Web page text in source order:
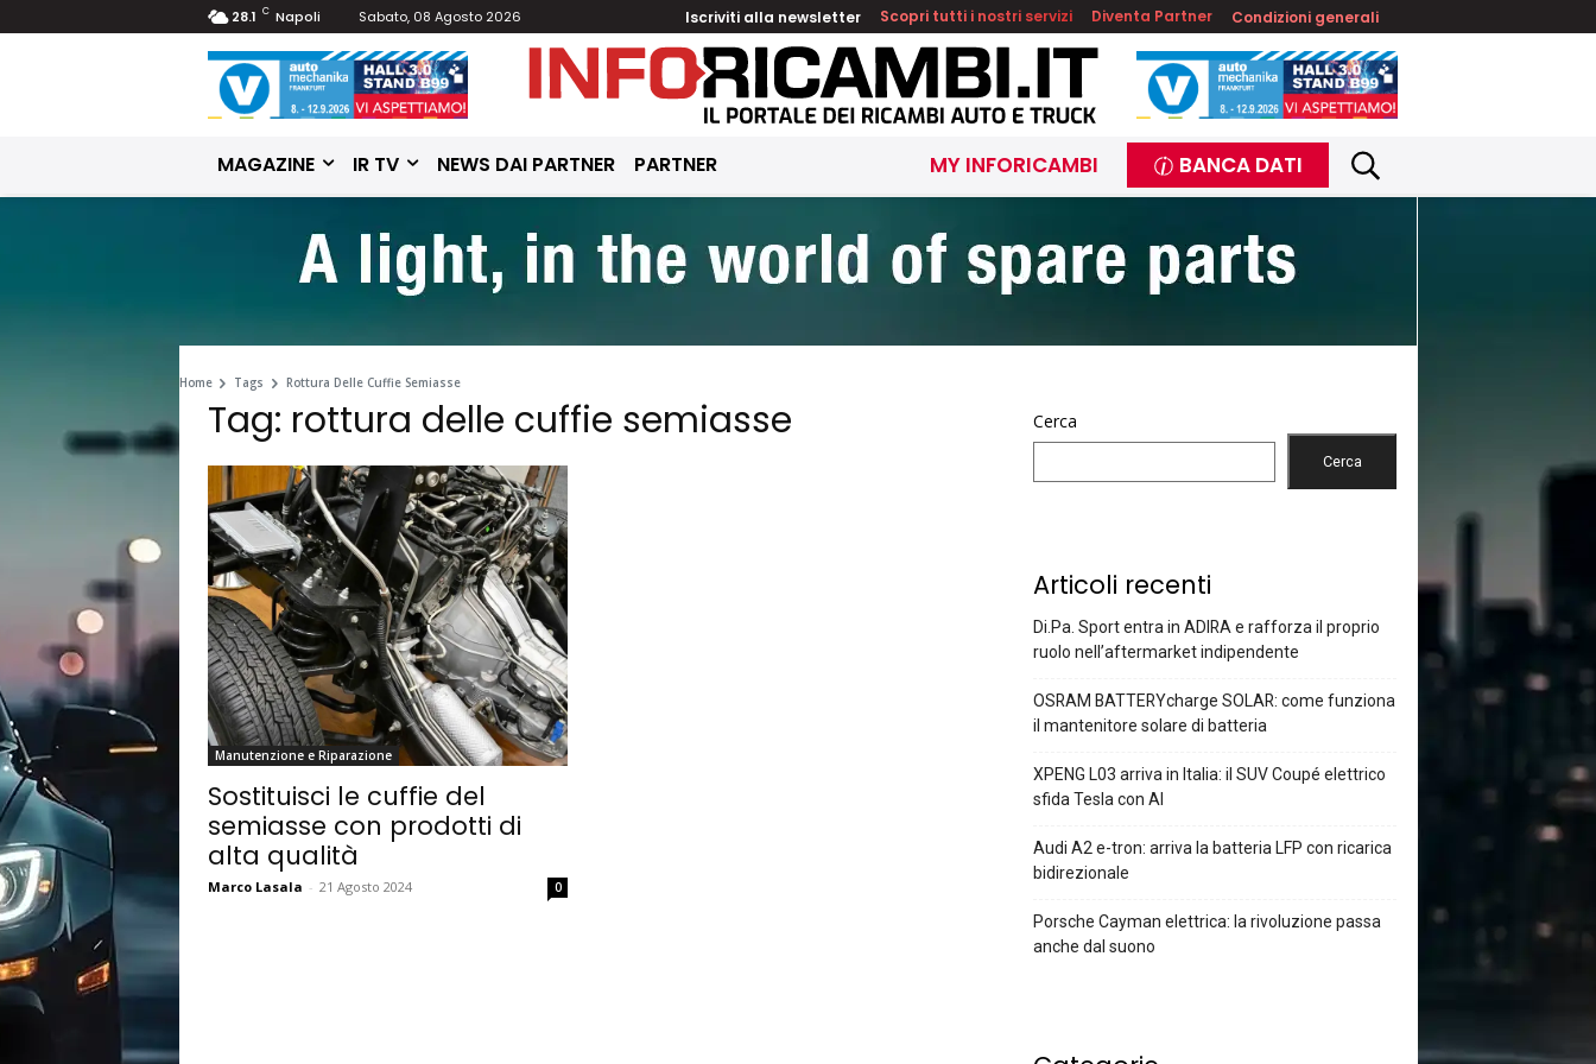
28.1 C Napoli Sabato, 08 Agosto 2026 Iscriviti alla newsletter Scopri tutti i nostri servizi Diventa Partner Condizioni generali
MAGAZINE IR TV NEWS DAI PARTNER PARTNER MY INFORICAMBI BANCA DATI
Home Tags Rottura Delle Cuffie Semiasse
Tag: rottura delle cuffie semiasse
Manutenzione e Riparazione
Sostituisci le cuffie del
semiasse con prodotti di
alta qualità
Marco Lasala - 21 Agosto 2024 0
Cerca
Cerca
Articoli recenti
Di.Pa. Sport entra in ADIRA e rafforza il proprio
ruolo nell’aftermarket indipendente
OSRAM BATTERYcharge SOLAR: come funziona
il mantenitore solare di batteria
XPENG L03 arriva in Italia: il SUV Coupé elettrico
sfida Tesla con AI
Audi A2 e-tron: arriva la batteria LFP con ricarica
bidirezionale
Porsche Cayman elettrica: la rivoluzione passa
anche dal suono